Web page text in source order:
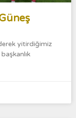
yitirdiğimiz